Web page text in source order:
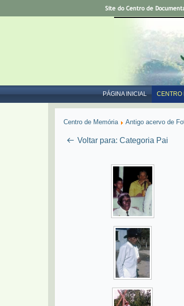
PÁGINA INICIAL CENTRO
Site do Centro de
Centro de Memória Antigo acervo de
Voltar para: Categoria Pai